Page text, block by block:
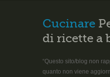
Cucinare
di ricette a
“Questo sito/blog non
quanto non viene